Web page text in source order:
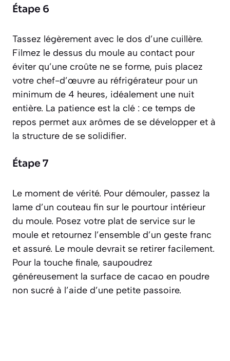
Étape 6
Tassez légèrement avec le dos d’une cuillère.
Filmez le dessus du moule au contact pour
éviter qu’une croûte ne se forme, puis placez
votre chef-d’œuvre au réfrigérateur pour un
minimum de 4 heures, idéalement une nuit
entière. La patience est la clé : ce temps de
repos permet aux arômes de se développer et à
la structure de se solidifier.
Étape 7
Le moment de vérité. Pour démouler, passez la
lame d’un couteau fin sur le pourtour intérieur
du moule. Posez votre plat de service sur le
moule et retournez l’ensemble d’un geste franc
et assuré. Le moule devrait se retirer facilement.
Pour la touche finale, saupoudrez
généreusement la surface de cacao en poudre
non sucré à l’aide d’une petite passoire.